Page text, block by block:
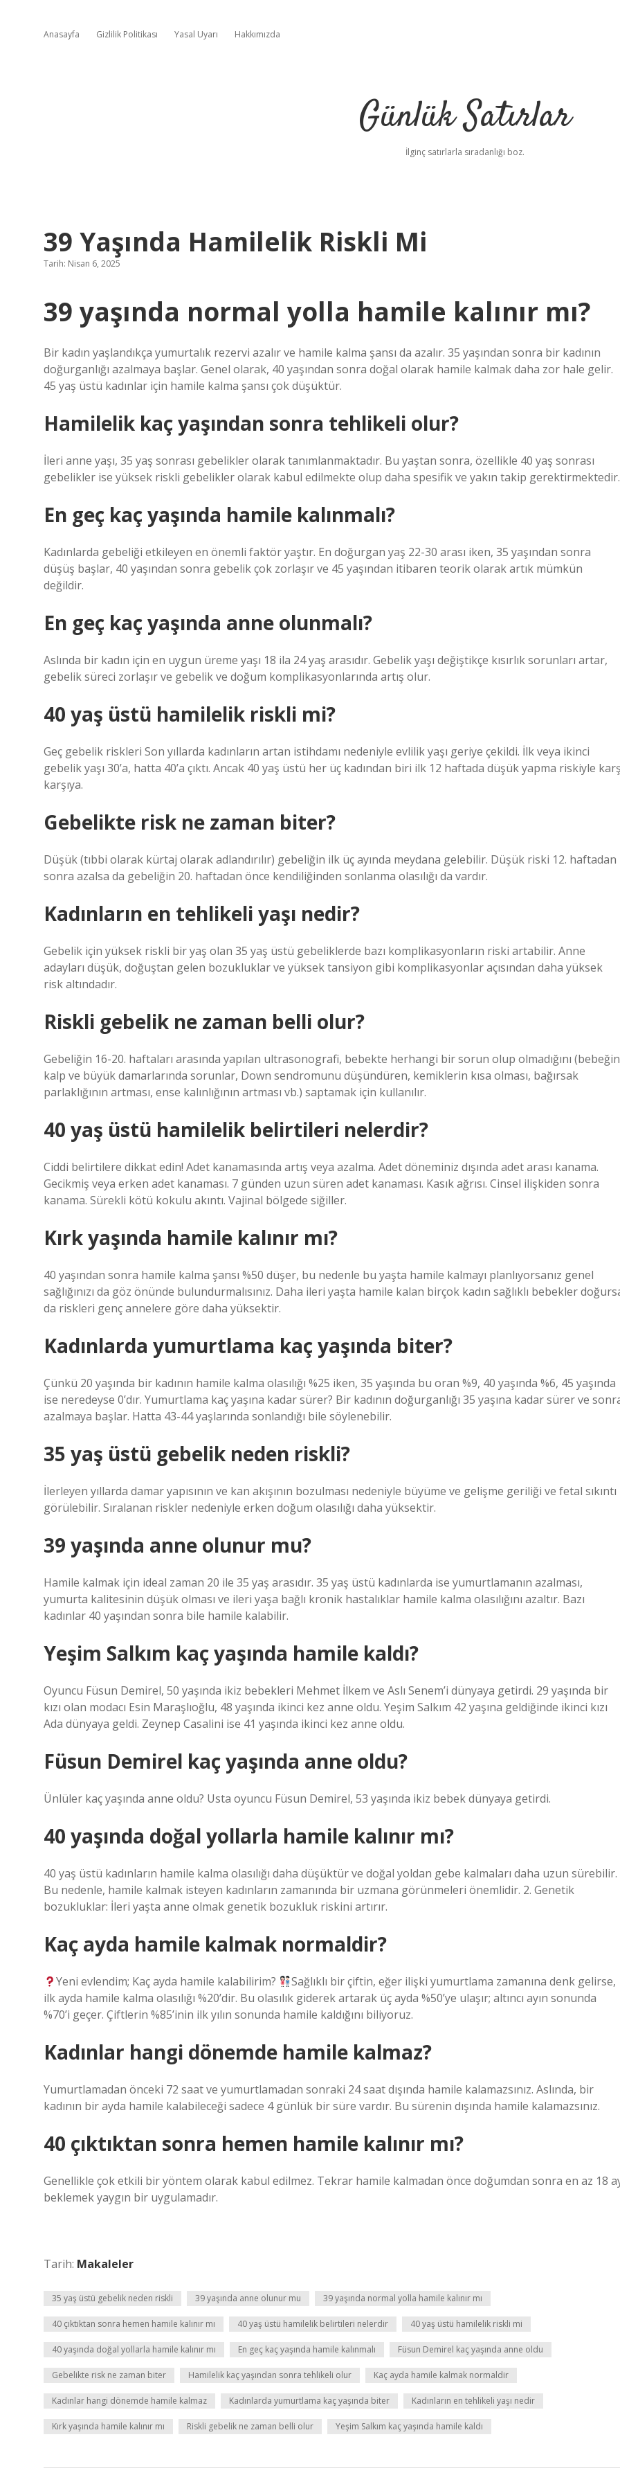
Anasayfa Gizlilik Politikası Yasal Uyarı Hakkımızda
Günlük Satırlar
İlginç satırlarla sıradanlığı boz.
39 Yaşında Hamilelik Riskli Mi
Tarih: Nisan 6, 2025
39 yaşında normal yolla hamile kalınır mı?
Bir kadın yaşlandıkça yumurtalık rezervi azalır ve hamile kalma şansı da azalır. 35 yaşından sonra bir kadının
doğurganlığı azalmaya başlar. Genel olarak, 40 yaşından sonra doğal olarak hamile kalmak daha zor hale gelir.
45 yaş üstü kadınlar için hamile kalma şansı çok düşüktür.
Hamilelik kaç yaşından sonra tehlikeli olur?
İleri anne yaşı, 35 yaş sonrası gebelikler olarak tanımlanmaktadır. Bu yaştan sonra, özellikle 40 yaş sonrası
gebelikler ise yüksek riskli gebelikler olarak kabul edilmekte olup daha spesifik ve yakın takip gerektirmektedir.
En geç kaç yaşında hamile kalınmalı?
Kadınlarda gebeliği etkileyen en önemli faktör yaştır. En doğurgan yaş 22-30 arası iken, 35 yaşından sonra
düşüş başlar, 40 yaşından sonra gebelik çok zorlaşır ve 45 yaşından itibaren teorik olarak artık mümkün
değildir.
En geç kaç yaşında anne olunmalı?
Aslında bir kadın için en uygun üreme yaşı 18 ila 24 yaş arasıdır. Gebelik yaşı değiştikçe kısırlık sorunları artar,
gebelik süreci zorlaşır ve gebelik ve doğum komplikasyonlarında artış olur.
40 yaş üstü hamilelik riskli mi?
Geç gebelik riskleri Son yıllarda kadınların artan istihdamı nedeniyle evlilik yaşı geriye çekildi. İlk veya ikinci
gebelik yaşı 30’a, hatta 40’a çıktı. Ancak 40 yaş üstü her üç kadından biri ilk 12 haftada düşük yapma riskiyle
karşıya.
Gebelikte risk ne zaman biter?
Düşük (tıbbi olarak kürtaj olarak adlandırılır) gebeliğin ilk üç ayında meydana gelebilir. Düşük riski 12. haftadan
sonra azalsa da gebeliğin 20. haftadan önce kendiliğinden sonlanma olasılığı da vardır.
Kadınların en tehlikeli yaşı nedir?
Gebelik için yüksek riskli bir yaş olan 35 yaş üstü gebeliklerde bazı komplikasyonların riski artabilir. Anne
adayları düşük, doğuştan gelen bozukluklar ve yüksek tansiyon gibi komplikasyonlar açısından daha yüksek
risk altındadır.
Riskli gebelik ne zaman belli olur?
Gebeliğin 16-20. haftaları arasında yapılan ultrasonografi, bebekte herhangi bir sorun olup olmadığını (bebeğin
kalp ve büyük damarlarında sorunlar, Down sendromunu düşündüren, kemiklerin kısa olması, bağırsak
parlaklığının artması, ense kalınlığının artması vb.) saptamak için kullanılır.
40 yaş üstü hamilelik belirtileri nelerdir?
Ciddi belirtilere dikkat edin! Adet kanamasında artış veya azalma. Adet döneminiz dışında adet arası kanama.
Gecikmiş veya erken adet kanaması. 7 günden uzun süren adet kanaması. Kasık ağrısı. Cinsel ilişkiden sonra
kanama. Sürekli kötü kokulu akıntı. Vajinal bölgede siğiller.
Kırk yaşında hamile kalınır mı?
40 yaşından sonra hamile kalma şansı %50 düşer, bu nedenle bu yaşta hamile kalmayı planlıyorsanız genel
sağlığınızı da göz önünde bulundurmalısınız. Daha ileri yaşta hamile kalan birçok kadın sağlıklı bebekler
da riskleri genç annelere göre daha yüksektir.
Kadınlarda yumurtlama kaç yaşında biter?
Çünkü 20 yaşında bir kadının hamile kalma olasılığı %25 iken, 35 yaşında bu oran %9, 40 yaşında %6, 45 yaşında
ise neredeyse 0’dır. Yumurtlama kaç yaşına kadar sürer? Bir kadının doğurganlığı 35 yaşına kadar sürer ve
azalmaya başlar. Hatta 43-44 yaşlarında sonlandığı bile söylenebilir.
35 yaş üstü gebelik neden riskli?
İlerleyen yıllarda damar yapısının ve kan akışının bozulması nedeniyle büyüme ve gelişme geriliği ve fetal sıkıntı
görülebilir. Sıralanan riskler nedeniyle erken doğum olasılığı daha yüksektir.
39 yaşında anne olunur mu?
Hamile kalmak için ideal zaman 20 ile 35 yaş arasıdır. 35 yaş üstü kadınlarda ise yumurtlamanın azalması,
yumurta kalitesinin düşük olması ve ileri yaşa bağlı kronik hastalıklar hamile kalma olasılığını azaltır. Bazı
kadınlar 40 yaşından sonra bile hamile kalabilir.
Yeşim Salkım kaç yaşında hamile kaldı?
Oyuncu Füsun Demirel, 50 yaşında ikiz bebekleri Mehmet İlkem ve Aslı Senem’i dünyaya getirdi. 29 yaşında bir
kızı olan modacı Esin Maraşlıoğlu, 48 yaşında ikinci kez anne oldu. Yeşim Salkım 42 yaşına geldiğinde ikinci kızı
Ada dünyaya geldi. Zeynep Casalini ise 41 yaşında ikinci kez anne oldu.
Füsun Demirel kaç yaşında anne oldu?
Ünlüler kaç yaşında anne oldu? Usta oyuncu Füsun Demirel, 53 yaşında ikiz bebek dünyaya getirdi.
40 yaşında doğal yollarla hamile kalınır mı?
40 yaş üstü kadınların hamile kalma olasılığı daha düşüktür ve doğal yoldan gebe kalmaları daha uzun sürebilir.
Bu nedenle, hamile kalmak isteyen kadınların zamanında bir uzmana görünmeleri önemlidir. 2. Genetik
bozukluklar: İleri yaşta anne olmak genetik bozukluk riskini artırır.
Kaç ayda hamile kalmak normaldir?
Yeni evlendim; Kaç ayda hamile kalabilirim?
Sağlıklı bir çiftin, eğer ilişki yumurtlama zamanına denk gelirse,
ilk ayda hamile kalma olasılığı %20’dir. Bu olasılık giderek artarak üç ayda %50’ye ulaşır; altıncı ayın sonunda
%70’i geçer. Çiftlerin %85’inin ilk yılın sonunda hamile kaldığını biliyoruz.
Kadınlar hangi dönemde hamile kalmaz?
Yumurtlamadan önceki 72 saat ve yumurtlamadan sonraki 24 saat dışında hamile kalamazsınız. Aslında, bir
kadının bir ayda hamile kalabileceği sadece 4 günlük bir süre vardır. Bu sürenin dışında hamile kalamazsınız.
40 çıktıktan sonra hemen hamile kalınır mı?
Genellikle çok etkili bir yöntem olarak kabul edilmez. Tekrar hamile kalmadan önce doğumdan sonra en az 18
beklemek yaygın bir uygulamadır.
Tarih: Makaleler
35 yaş üstü gebelik neden riskli 39 yaşında anne olunur mu 39 yaşında normal yolla hamile kalınır mı
40 çıktıktan sonra hemen hamile kalınır mı 40 yaş üstü hamilelik belirtileri nelerdir 40 yaş üstü hamilelik riskli mi
40 yaşında doğal yollarla hamile kalınır mı En geç kaç yaşında hamile kalınmalı Füsun Demirel kaç yaşında anne oldu
Gebelikte risk ne zaman biter Hamilelik kaç yaşından sonra tehlikeli olur Kaç ayda hamile kalmak normaldir
Kadınlar hangi dönemde hamile kalmaz Kadınlarda yumurtlama kaç yaşında biter Kadınların en tehlikeli yaşı nedir
Kırk yaşında hamile kalınır mı Riskli gebelik ne zaman belli olur Yeşim Salkım kaç yaşında hamile kaldı